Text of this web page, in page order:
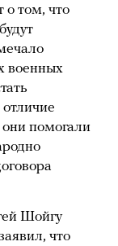
о том, что
военных
помогали
Шойгу
что